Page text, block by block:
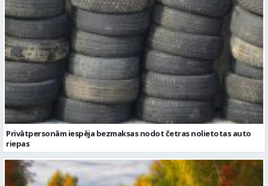
Privātpersonām iespēja bezmaksas nodot četras nolietotas auto
riepas